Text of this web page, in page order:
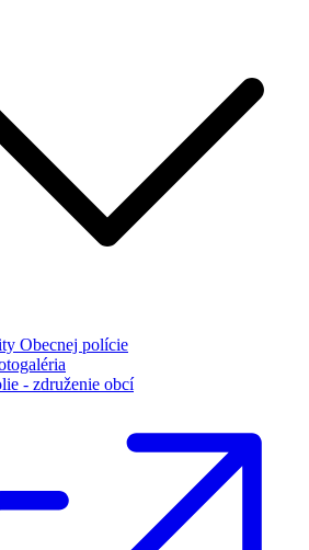
Obecnej polície
- združenie obcí